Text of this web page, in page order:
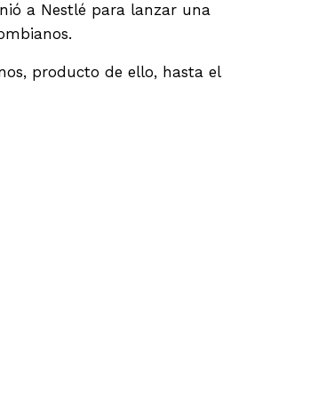
a Nestlé para lanzar una
producto de ello, hasta el